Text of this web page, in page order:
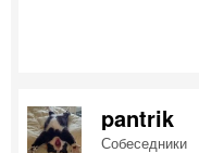
pantrik
Собеседники